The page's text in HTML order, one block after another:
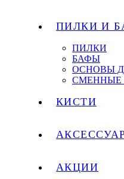
ПИЛКИ И
ПИЛКИ
БАФЫ
ОСНОВЫ
СМЕННЫЕ
КИСТИ
АКЦИИ